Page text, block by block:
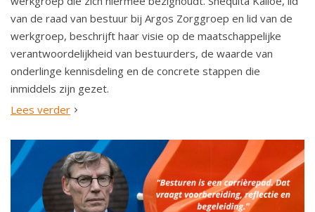
van de raad van bestuur bij Argos Zorggroep en lid van de
werkgroep, beschrijft haar visie op de maatschappelijke
verantwoordelijkheid van bestuurders, de waarde van
onderlinge kennisdeling en de concrete stappen die
inmiddels zijn gezet.
Lees verder